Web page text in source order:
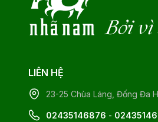
Bởi vì
LIÊN HỆ
23-25 Chùa Láng, Đống Đa
02435146876 -